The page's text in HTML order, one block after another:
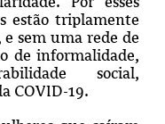
estão triplamente
e sem uma rede de
de informalidade,
social,
COVID-19.